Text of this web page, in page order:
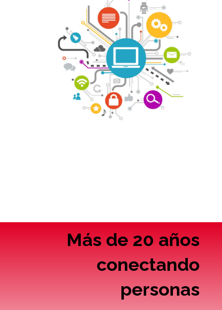
Más de 20 años
conectando
personas